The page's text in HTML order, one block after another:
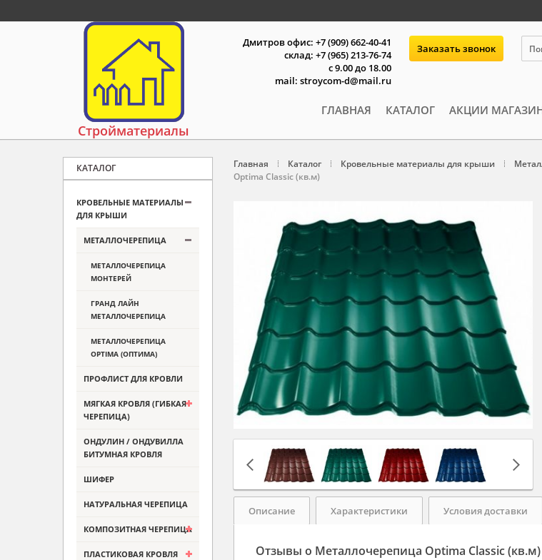
Стройматериалы
Заказать звонок
Дмитров офис: +7 (909) 662-40-41
склад: +7 (965) 213-76-74
с 9.00 до 18.00
mail: stroycom-d@mail.ru
ГЛАВНАЯ КАТАЛОГ АКЦИИ
Главная Каталог Кровельные материалы для крыши
Optima Classic (кв.м)
Описание Характеристики Условия доставки
Отзывы о Металлочерепица Optima Classic (кв.м)
КАТАЛОГ
КРОВЕЛЬНЫЕ МАТЕРИАЛЫ
ДЛЯ КРЫШИ
МЕТАЛЛОЧЕРЕПИЦА
МЕТАЛЛОЧЕРЕПИЦА
МОНТЕРЕЙ
ГРАНД ЛАЙН
МЕТАЛЛОЧЕРЕПИЦА
МЕТАЛЛОЧЕРЕПИЦА
OPTIMA (ОПТИМА)
ПРОФЛИСТ ДЛЯ КРОВЛИ
МЯГКАЯ КРОВЛЯ (ГИБКАЯ
ЧЕРЕПИЦА)
ОНДУЛИН / ОНДУВИЛЛА
БИТУМНАЯ КРОВЛЯ
ШИФЕР
НАТУРАЛЬНАЯ ЧЕРЕПИЦА
КОМПОЗИТНАЯ ЧЕРЕПИЦА
ПЛАСТИКОВАЯ КРОВЛЯ